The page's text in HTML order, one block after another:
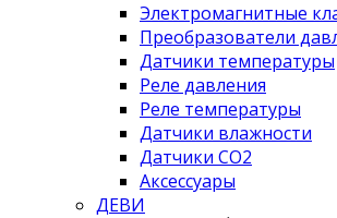
Электромагнитные
Преобразователи
Датчики температуры
Реле давления
Реле температуры
Датчики влажности
Датчики CO2
Аксессуары
ДЕВИ